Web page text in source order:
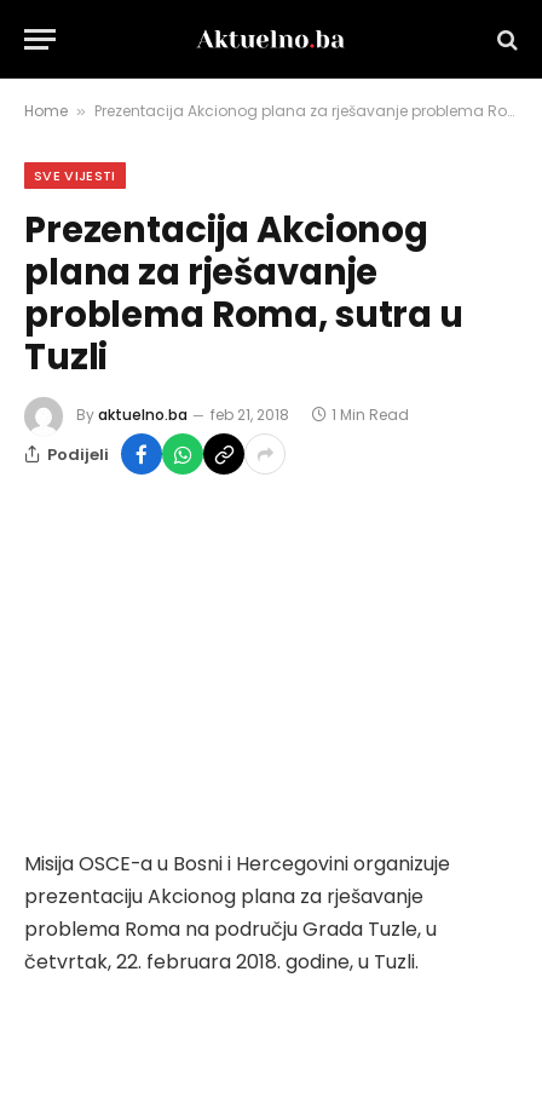
Home » Prezentacija Akcionog plana za rješavanje problema Roma, sutra u Tuzli
SVE VIJESTI
Prezentacija Akcionog
plana za rješavanje
problema Roma, sutra u
Tuzli
Byaktuelno.ba feb 21, 2018 1 Min Read
Podijeli
Misija OSCE-a u Bosni i Hercegovini organizuje
prezentaciju Akcionog plana za rješavanje
problema Roma na području Grada Tuzle,u
četvrtak, 22. februara 2018. godine, u Tuzli.